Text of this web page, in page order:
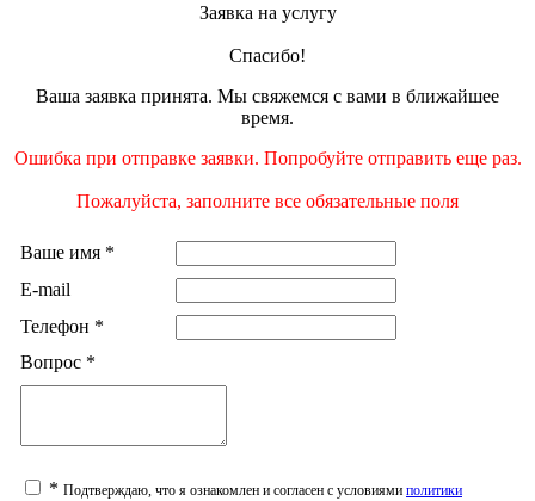
Заявка на услугу
Спасибо!
Ваша заявка принята. Мы свяжемся с вами в ближайшее
время.
Ошибка при отправке заявки. Попробуйте отправить еще раз.
Пожалуйста, заполните все обязательные поля
Ваше имя *
E-mail
Телефон *
Вопрос *
* Подтверждаю, что я ознакомлен и согласен с условиями политики